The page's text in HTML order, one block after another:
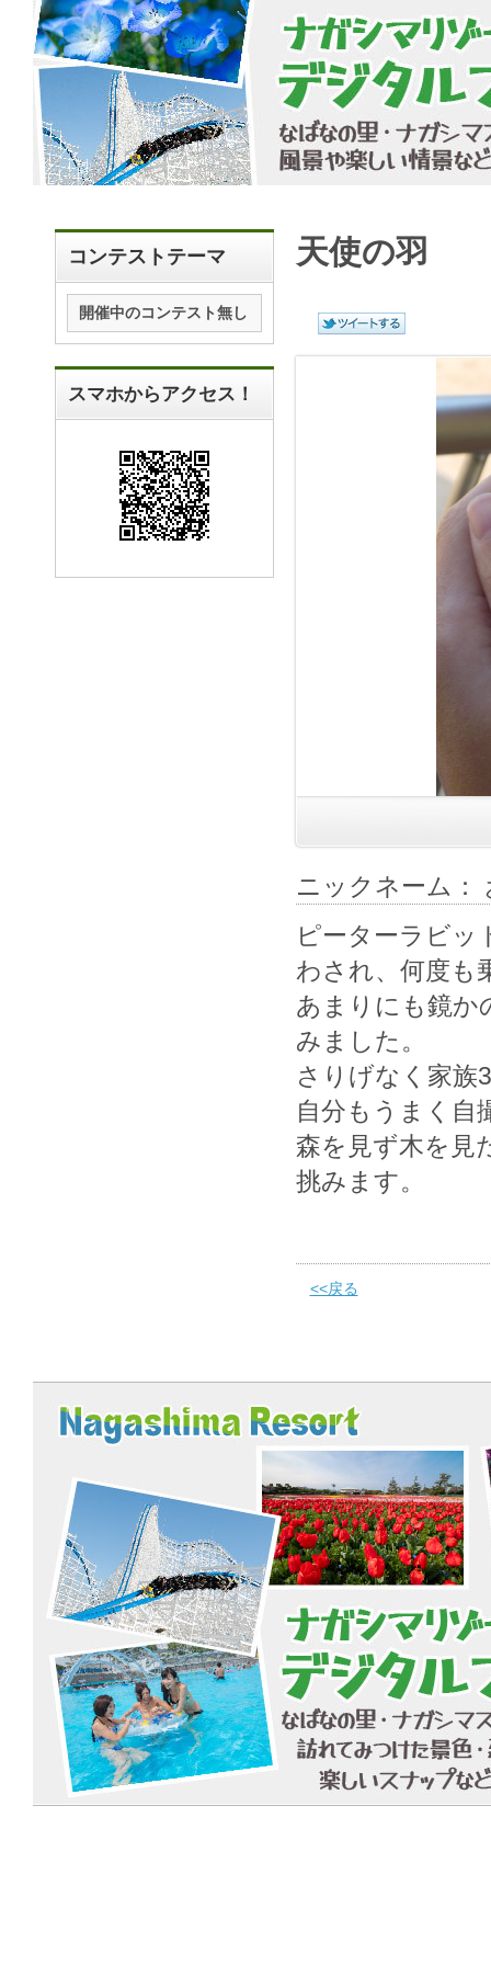
コンテストテーマ
開催中のコンテスト無し
スマホからアクセス！
天使の羽
ニックネーム：
ピーターラビッ
わされ、何度も
あまりにも鏡か
みました。
さりげなく家族
自分もうまく自
森を見ず木を見
挑みます。
<<戻る